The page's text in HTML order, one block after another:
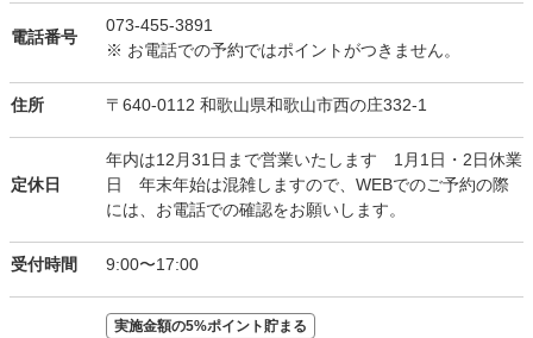
電話番号
073-455-3891
※ お電話での予約ではポイントがつきません。
住所 〒640-0112 和歌山県和歌山市西の庄332-1
定休日
年内は12月31日まで営業いたします 1月1日・2日休業
日 年末年始は混雑しますので、WEBでのご予約の際
には、お電話での確認をお願いします。
受付時間 9:00〜17:00
実施金額の5%ポイント貯まる